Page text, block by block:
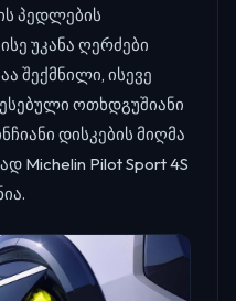
პედლების
უკანა ღერძები
შექმნილი, ისევე
ოთხდგუშიანი
დისკების მიღმა
Michelin Pilot Sport 4S